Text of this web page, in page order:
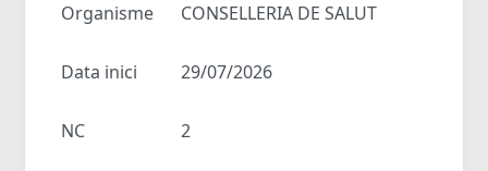
Organisme CONSELLERIA DE SALUT
Data inici 29/07/2026
NC 2